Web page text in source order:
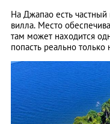
На Джапао есть
вилла. Место
там может находится
попасть реально только